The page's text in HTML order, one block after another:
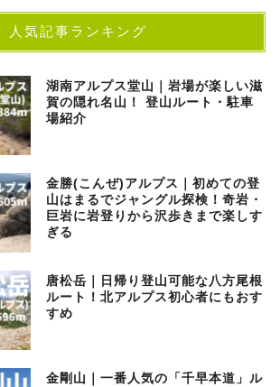
人気記事ランキング
湖南アルプス堂山｜岩場が楽しい滋
賀の隠れ名山！ 登山ルート・駐車
場紹介
金勝(こんぜ)アルプス｜初めての登
山はまるでジャングル探検！奇岩・
巨岩に岩登りから沢歩きまで楽しす
ぎる
唐松岳｜日帰り登山可能な八方尾根
ルート！北アルプス初心者にもおす
すめ
金剛山｜一番人気の「千早本道」ル